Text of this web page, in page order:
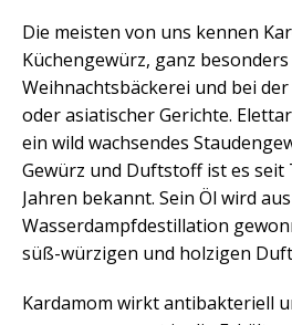
Die meisten von uns kennen
Küchengewürz, ganz
Weihnachtsbäckerei und bei
oder asiatischer Gerichte.
ein wild wachsendes
Gewürz und Duftstoff ist es seit
Jahren bekannt. Sein Öl wird
Wasserdampfdestillation
süß-würzigen und holzigen
Kardamom wirkt antibakteriell